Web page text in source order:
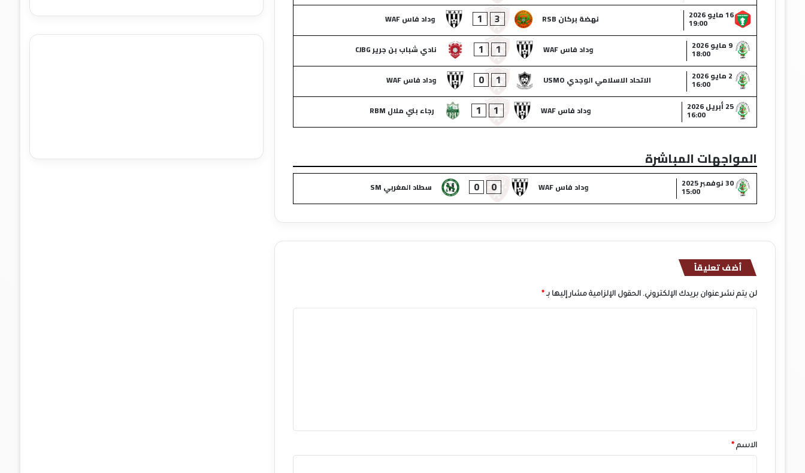
16 مايو 2026
19:00 نهضة بركان RSB 3
1
وداد فاس WAF
9 مايو 2026
18:00 وداد فاس WAF 1
1
نادي شباب بن جرير CJBG
2 مايو 2026
16:00 الاتحاد الاسلامي الوجدي USMO 1
0
وداد فاس WAF
25 أبريل 2026
16:00 وداد فاس WAF 1
1 رجاء بني ملال RBM
المواجهات المباشرة
30 نوفمبر 2025
15:00 وداد فاس WAF 0
0 سطاد المغربي SM
أضف تعليقاً
لن يتم نشر عنوان بريدك الإلكتروني. الحقول الإلزامية مشار إليها بـ *
*
الاسم *